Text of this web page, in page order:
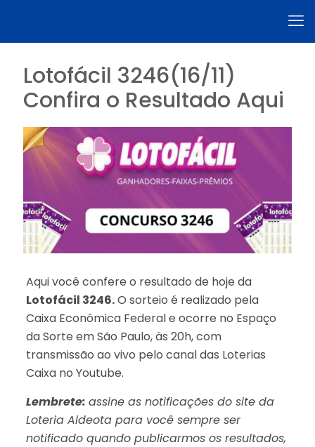
Lotofácil 3246(16/11)
Confira o Resultado Aqui
Aqui você confere o resultado de hoje da
Lotofácil 3246.O sorteio é realizado pela
Caixa Econômica Federal e ocorre no Espaço
da Sorte em São Paulo, às 20h, com
transmissão ao vivo pelo canal das Loterias
Caixa no Youtube.
Lembrete: assine as notificações do site da
Loteria Aldeota para você sempre ser
notificado quando publicarmos os resultados,